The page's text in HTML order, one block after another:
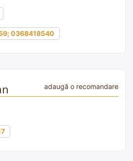
0368418540
adaugă o recomandare